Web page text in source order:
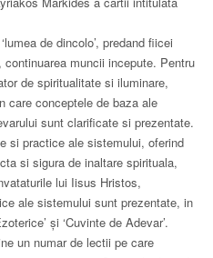
de dincolo’, predand fiicei
muncii incepute. Pentru
de spiritualitate si iluminare,
care conceptele de baza ale
sunt clarificate si prezentate.
si practice ale sistemului, oferind
si sigura de inaltare spirituala,
lui Iisus Hristos,
ale sistemului sunt prezentate, in
şi ‘Cuvinte de Adevar’.
un numar de lectii pe care